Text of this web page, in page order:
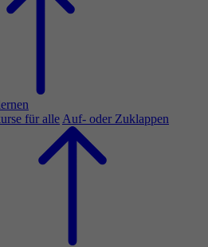
für alle Auf- oder Zuklappen